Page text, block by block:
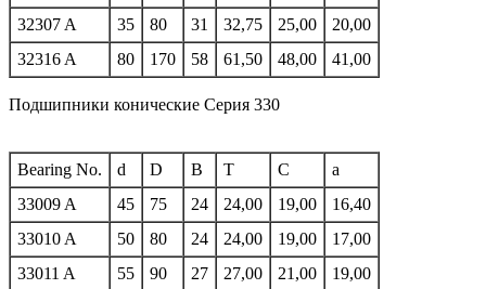
32307 A
35 80 31 32,75 25,00
20,00
32316 A
80 170 58 61,50 48,00 41,00
Подшипники конические Серия 330
Bearing No. d D B T C
a
33009 A
45 75 24 24,00 19,00
16,40
33010 A
50 80 24 24,00 19,00
17,00
33011 A
55 90 27 27,00 21,00
19,00